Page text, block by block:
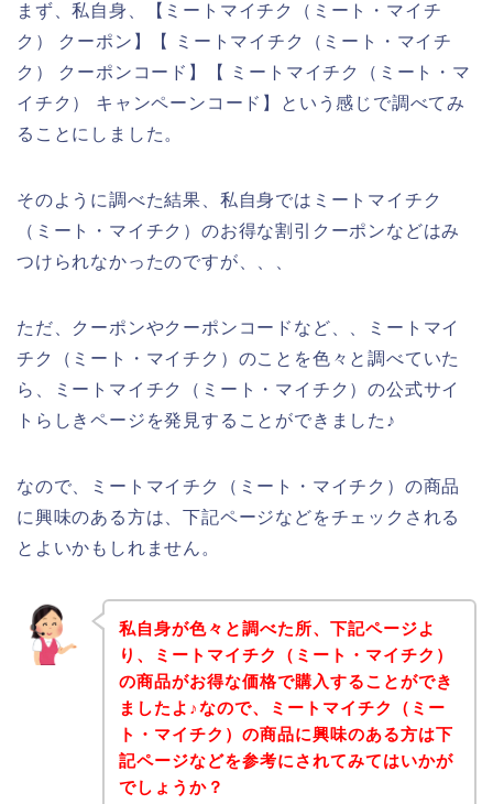
まず、私自身、【ミートマイチク（ミート・マイチ
ク） クーポン】【 ミートマイチク（ミート・マイチ
ク） クーポンコード】【 ミートマイチク（ミート・マ
イチク） キャンペーンコード】という感じで調べてみ
ることにしました。
そのように調べた結果、私自身ではミートマイチク
（ミート・マイチク）のお得な割引クーポンなどはみ
つけられなかったのですが、、、
ただ、クーポンやクーポンコードなど、、ミートマイ
チク（ミート・マイチク）のことを色々と調べていた
ら、ミートマイチク（ミート・マイチク）の公式サイ
トらしきページを発見することができました♪
なので、ミートマイチク（ミート・マイチク）の商品
に興味のある方は、下記ページなどをチェックされる
とよいかもしれません。
私自身が色々と調べた所、下記ページよ
り、ミートマイチク（ミート・マイチク）
の商品がお得な価格で購入することができ
ましたよ♪なので、ミートマイチク（ミー
ト・マイチク）の商品に興味のある方は下
記ページなどを参考にされてみてはいかが
でしょうか？